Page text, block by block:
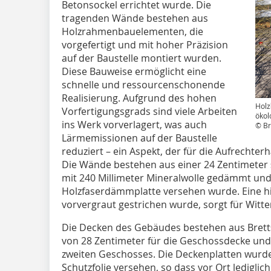
©
Betonsockel errichtet wurde. Die
tragenden Wände bestehen aus
Holzrahmenbauelementen, die
vorgefertigt und mit hoher Präzision
auf der Baustelle montiert wurden.
Diese Bauweise ermöglicht eine
schnelle und ressourcenschonende
Realisierung. Aufgrund des hohen
Vorfertigungsgrads sind viele Arbeiten
ins Werk vorverlagert, was auch
Lärmemissionen auf der Baustelle
reduziert – ein Aspekt, der für die
Die Wände bestehen aus einer 24
mit 240 Millimeter Mineralwolle gedämmt
Holzfaserdämmplatte versehen wurde. Eine
vorvergraut gestrichen wurde, sorgt für
Die Decken des Gebäudes bestehen aus
von 28 Zentimeter für die Geschossdecke
zweiten Geschosses. Die Deckenplatten
Schutzfolie versehen, so dass vor Ort